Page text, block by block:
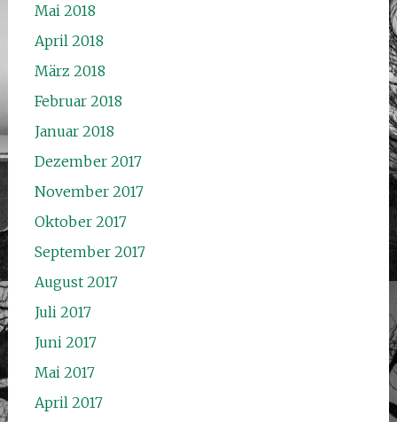
Mai 2018
April 2018
März 2018
Februar 2018
Januar 2018
Dezember 2017
November 2017
Oktober 2017
September 2017
August 2017
Juli 2017
Juni 2017
Mai 2017
April 2017